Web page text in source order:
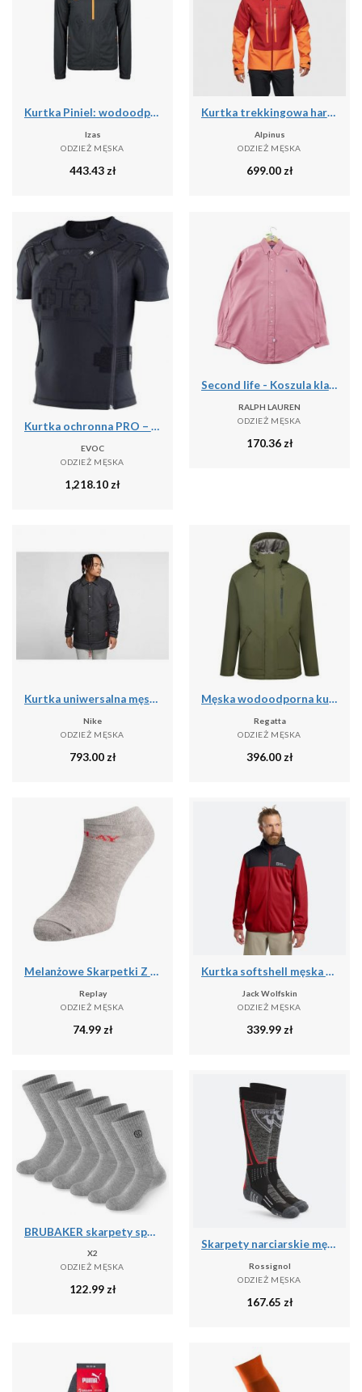
Kurtka Piniel: wodoodporna, oddychająca i wiatroszczelna na deszczowe przygody
Izas
ODZIEŻ MĘSKA
443.43zł
Kurtka trekkingowa hardshell męska Alpinus Besso
Alpinus
ODZIEŻ MĘSKA
699.00zł
Kurtka ochronna PRO – LITESHIELD FLEX
EVOC
ODZIEŻ MĘSKA
1,218.10 zł
Second life - Koszula klasyczna męska jednolita - Stan bardzo dobry
RALPH LAUREN
ODZIEŻ MĘSKA
170.36zł
Kurtka uniwersalna męska Nike Kyrie Protect
Nike
ODZIEŻ MĘSKA
793.00 zł
Męska wodoodporna kurtka Slyvan
Regatta
ODZIEŻ MĘSKA
396.00 zł
Melanżowe Skarpetki Z Logo Dla Dorosłych Unisex (zestaw 3 Sztuk)
Replay
ODZIEŻ MĘSKA
74.99 zł
Kurtka softshell męska Jack Wolfskin Feldberg Hoody
Jack Wolfskin
ODZIEŻ MĘSKA
339.99 zł
BRUBAKER skarpety sportowe 6 par unisex oddychające retro - Szary
X2
ODZIEŻ MĘSKA
122.99zł
Skarpety narciarskie męskie Rossignol High Speed
Rossignol
ODZIEŻ MĘSKA
167.65 zł